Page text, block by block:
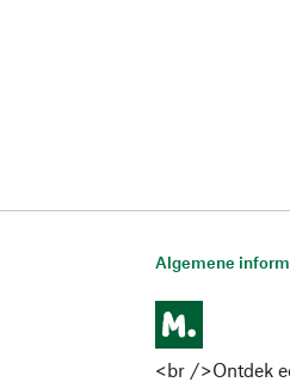
Algemene
<br />Ontdek